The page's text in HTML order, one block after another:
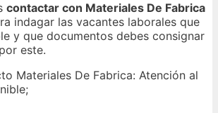
contactar con Materiales De Fabrica
indagar las vacantes laborales que
y que documentos debes consignar
este.
Materiales De Fabrica: Atención al